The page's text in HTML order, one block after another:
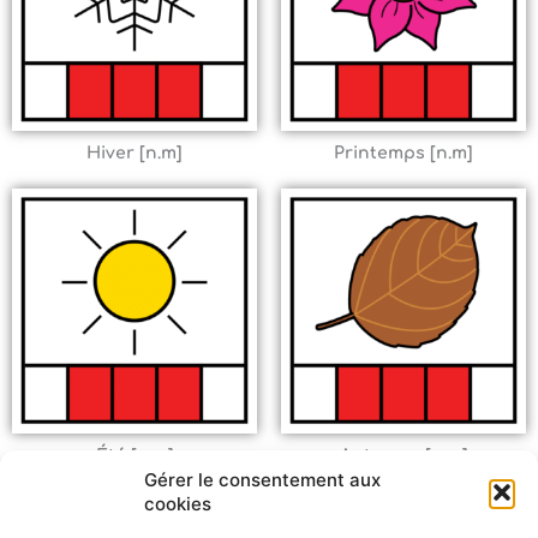
Gérer le consentement aux
cookies
Hiver [n.m] Printemps [n.m]
Été [n.m] Automne [n.m]